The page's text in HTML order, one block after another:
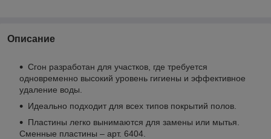
Описание
Сгон разработан для участков, где требуется
одновременно высокий уровень гигиены и эффективное
удаление воды.
Идеально подходит для всех типов покрытий полов.
Пластины легко вынимаются для замены или мытья.
Сменные пластины – арт. 6404.